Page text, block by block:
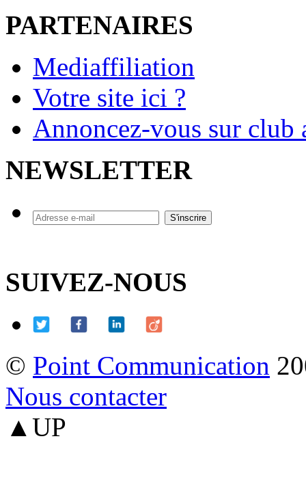
PARTENAIRES
Mediaffiliation
Votre site ici ?
Annoncez-vous sur
NEWSLETTER
SUIVEZ-NOUS
© Point Communication
Nous contacter
▲UP